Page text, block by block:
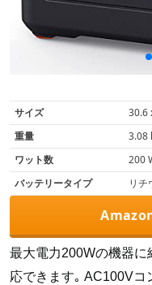
サイズ
30.6
重量
‎3.08
ワット数
‎200
バッテリータイプ
リチ
最大電力200Wの機器
応できます｡ AC100Vコ